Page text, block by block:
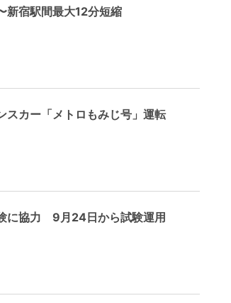
宿駅間最大12分短縮
スカー「メトロもみじ号」運転
に協力 9月24日から試験運用